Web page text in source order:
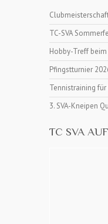
TC-SVA
Hobby-Treff beim
Pfingstturnier
Tennistraining
3. SVA-Kneipen
TC SVA